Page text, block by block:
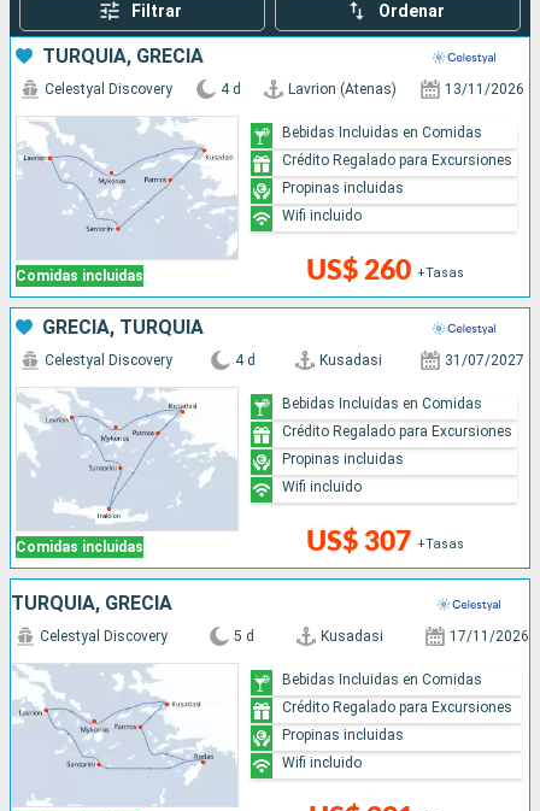
Filtrar Ordenar
TURQUÍA, GRECIA
Comidas incluidas
Celestyal Discovery 4 d Lavrion (Atenas) 13/11/2026
US$ 260 +Tasas
Bebidas Incluidas en Comidas
Crédito Regalado para Excursiones
Propinas incluidas
Wifi incluido
GRECIA, TURQUÍA
Comidas incluidas
Celestyal Discovery 4 d Kusadasi 31/07/2027
US$ 307 +Tasas
Bebidas Incluidas en Comidas
Crédito Regalado para Excursiones
Propinas incluidas
Wifi incluido
TURQUÍA, GRECIA
Celestyal Discovery 5 d Kusadasi 17/11/2026
Bebidas Incluidas en Comidas
Crédito Regalado para Excursiones
Propinas incluidas
Wifi incluido